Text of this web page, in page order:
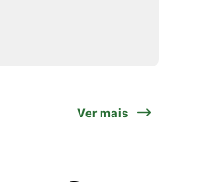
Ver mais